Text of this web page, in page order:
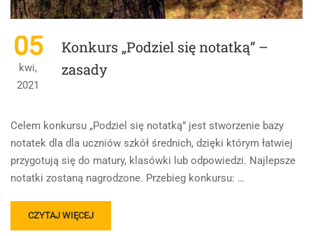
05
kwi,
2021
Konkurs „Podziel się notatką” –
zasady
Celem konkursu „Podziel się notatką” jest stworzenie bazy
notatek dla dla uczniów szkół średnich, dzięki którym łatwiej
przygotują się do matury, klasówki lub odpowiedzi. Najlepsze
notatki zostaną nagrodzone. Przebieg konkursu: …
READ
MORE
CZYTAJ WIĘCEJ